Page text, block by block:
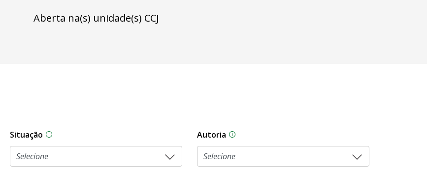
Aberta na(s) unidade(s) CCJ
Situação Na CLDF, as proposições legislativas passam por diferentes estágios durante o processo
Autoria As proposições legislativas na CLDF podem ser